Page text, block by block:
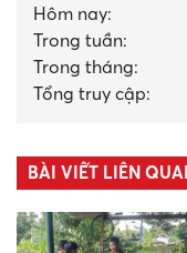
Hôm nay:
Trong tuần:
Trong tháng:
Tổng truy cập:
BÀI VIẾT LIÊN